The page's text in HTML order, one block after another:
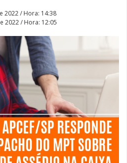
2022 / Hora: 14:38
2022 / Hora: 12:05